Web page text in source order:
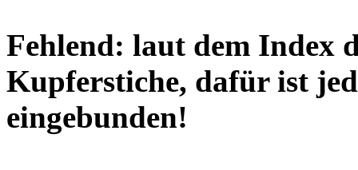
Fehlend: laut dem Index
Kupferstiche, dafür ist
eingebunden!